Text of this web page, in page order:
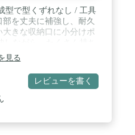
型で型くずれなし / 工具
を丈夫に補強し、耐久
きな収納口に小分けポ
見る
レビューを書く